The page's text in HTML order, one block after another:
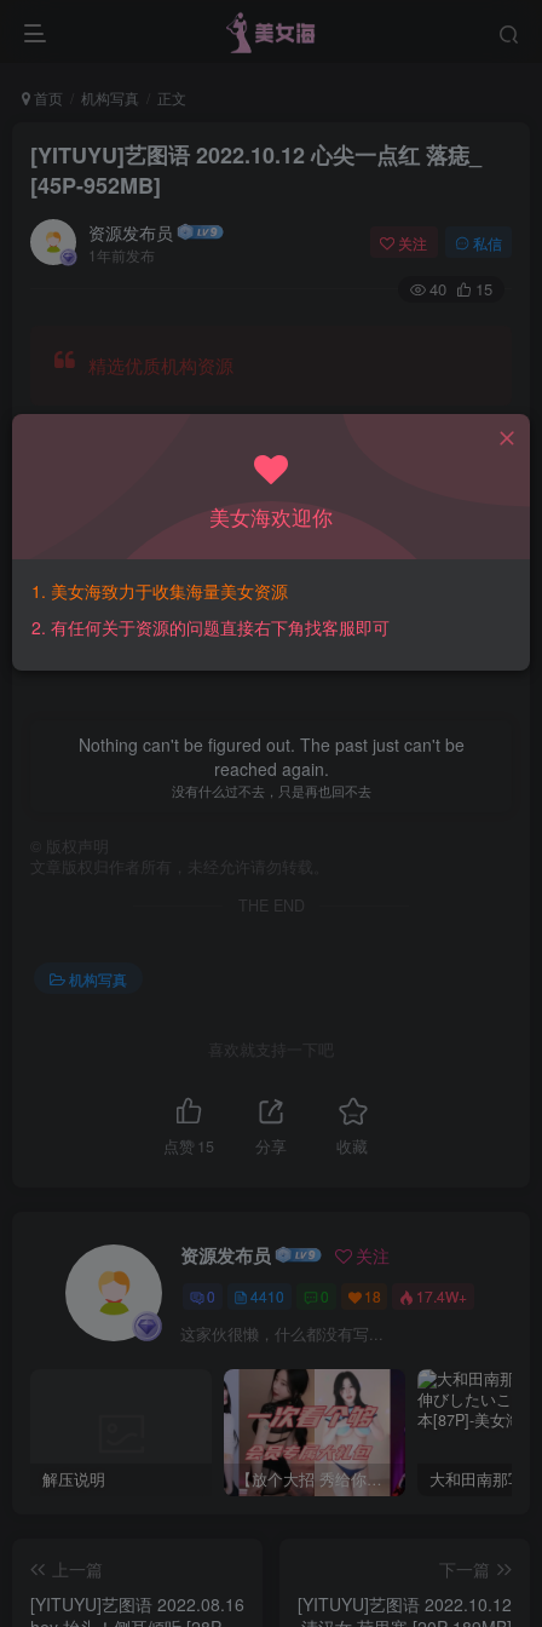
首页 机构写真 正文
[YITUYU]艺图语 2022.10.12 心尖一点红 落痣_
[45P-952MB]
资源发布员
1年前发布
关注 私信
40 15
精选优质机构资源
https://pan.baidu.com/s/1wDP54EXhtnL9rb0lYurkew?
pwd=bi7n 【提取码】：bi7n【解压密码】：
Nothing can't be figured out. The past just can't be
reached again.
没有什么过不去，只是再也回不去
版权声明
文章版权归作者所有，未经允许请勿转载。
THE END
机构写真
喜欢就支持一下吧
点赞 15 分享 收藏
资源发布员 关注
0 4410 0 18 17.4W+
这家伙很懒，什么都没有写...
解压说明 【放个大招 秀给你】赞助VIP，全站无限制任意下载巨量福利资源打包！【VIP优惠中】
上一篇
[YITUYU]艺图语 2022.08.16
下一篇
[YITUYU]艺图语 2022.10.12
美女海欢迎你
1. 美女海致力于收集海量美女资源
2. 有任何关于资源的问题直接右下角找客服即可